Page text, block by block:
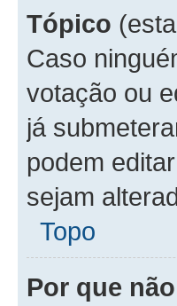
Tópico
Caso
votação ou
já
podem
sejam
Topo
Por que